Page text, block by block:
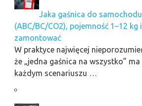
Jaka gaśnica do
(ABC/BC/CO2), pojemność 1–12 kg
zamontować
W praktyce najwięcej
że „jedna gaśnica na wszystko”
każdym scenariuszu …